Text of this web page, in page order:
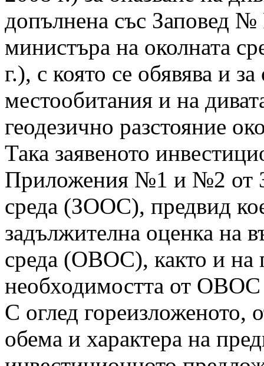
допълнена със Заповед
министъра на околната
г.), с която се обявява и
местообитания и на
геодезично разстояние
Така заявеното
Приложения №1 и №2 от
среда (ЗООС), предвид
задължителна оценка на
среда (ОВОС), както и на
необходимостта от
С оглед гореизложеното,
обема и характера на